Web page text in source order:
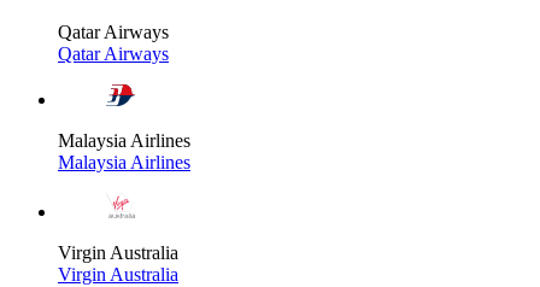
Qatar Airways
Qatar Airways
Malaysia Airlines
Malaysia Airlines
Virgin Australia
Virgin Australia